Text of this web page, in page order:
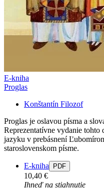
E-kniha
Proglas
Konštantín Filozof
Proglas je oslavou písma a
Reprezentatívne vydanie tohto
jazyku v prebásnení
staroslovenskom písme.
E-kniha PDF
10,40 €
Ihneď na stiahnutie